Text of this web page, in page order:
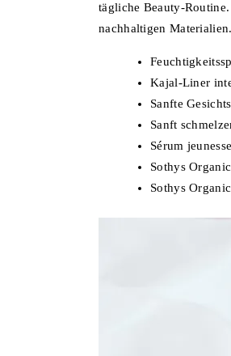
tägliche Beauty-
nachhaltigen Materialien.
Kajal-Liner
Sanfte
Sanft
Sérum
Sothys
Sothys